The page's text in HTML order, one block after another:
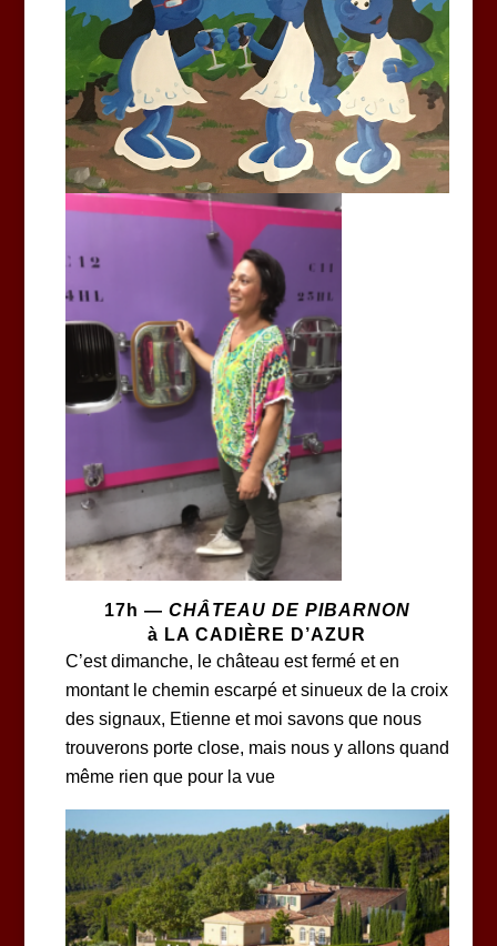
17h — CHÂTEAU DE PIBARNON
à LA CADIÈRE D’AZUR
C’est dimanche, le château est fermé et en
montant le chemin escarpé et sinueux de la croix
des signaux, Etienne et moi savons que nous
trouverons porte close, mais nous y allons quand
même rien que pour la vue